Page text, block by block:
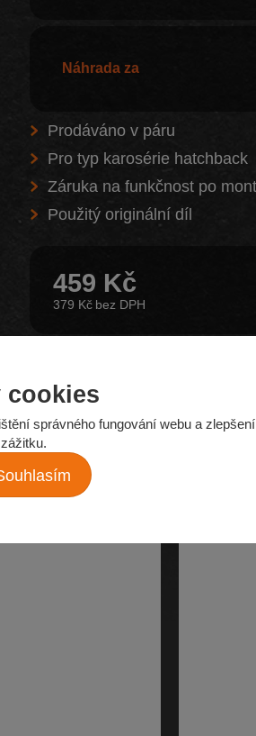
Náhrada za
Prodáváno v páru
Pro typ karosérie hatchback
Záruka na funkčnost po
Použitý originální díl
459 Kč
379 Kč
e-shopu
autodíly
cookies
správného fungování webu a zlepšení